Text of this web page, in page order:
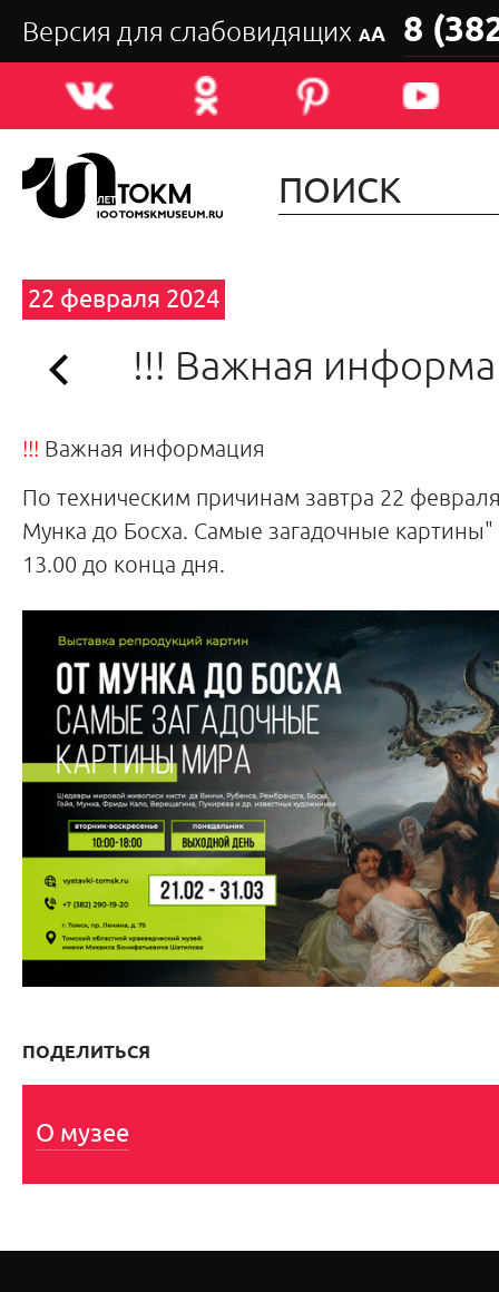
Версия для слабовидящих АА 8
22 февраля 2024
!!! Важная
!!! Важная информация
По техническим причинам завтра 22
Мунка до Босха. Самые загадочные картины"
13.00 до конца дня.
ПОДЕЛИТЬСЯ
О музее